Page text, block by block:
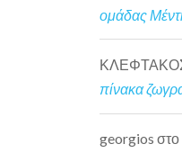
ομάδας
πίνακα
georgios στο